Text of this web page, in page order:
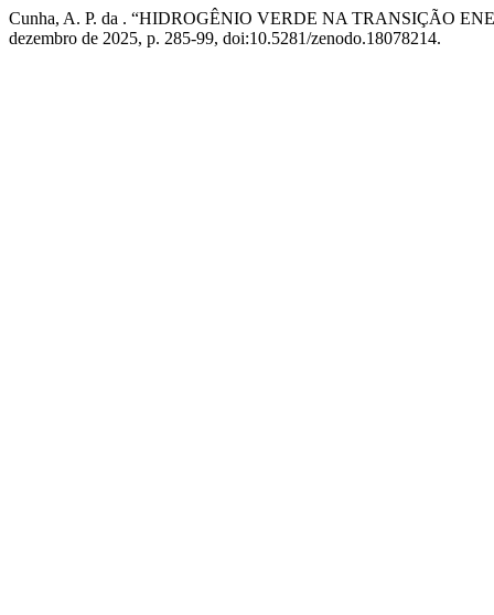
Cunha, A. P. da . “HIDROGÊNIO VERDE NA TRANSIÇÃO
dezembro de 2025, p. 285-99, doi:10.5281/zenodo.18078214.